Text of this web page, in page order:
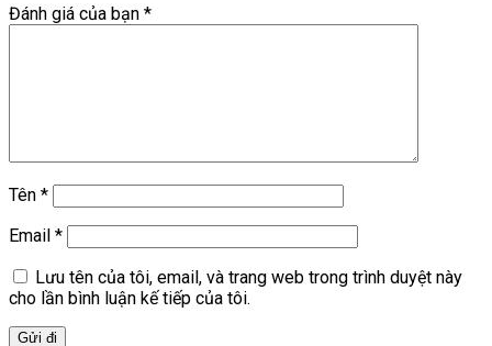
Đánh giá của bạn *
Tên *
Email *
Lưu tên của tôi, email, và trang web trong trình duyệt này
cho lần bình luận kế tiếp của tôi.